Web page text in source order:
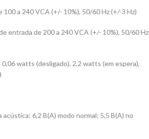
100 a 240 VCA (+/- 10%), 50/60 Hz (+/-3 Hz)
entrada de 200 a 240 VCA (+/- 10%), 50/60 Hz
watts (desligado), 2,2 watts (em espera),
6,2 B(A) modo normal; 5,5 B(A) no